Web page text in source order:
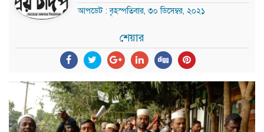
আপডেট : বৃহস্পতিবার, ৩০ ডিসেম্বর, ২০২১
শেয়ার